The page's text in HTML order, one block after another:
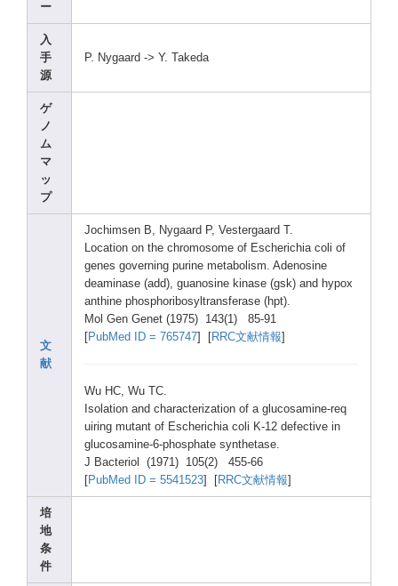
ー
入
手
源
P. Nygaard -> Y. Takeda
ゲ
ノ
ム
マ
ッ
プ
文
献
Jochimsen B, Nygaard P, Vestergaard T.
Location on the chromosome of Escherichia coli of
genes governing purine metabolism. Adenosine
deaminase (add), guanosine kinase (gsk) and hypox
anthine phosphoribosyltransferase (hpt).
Mol Gen Genet (1975) 143(1) 85-91
PubMed ID = 765747 RRC文献情報
Wu HC, Wu TC.
Isolation and characterization of a glucosamine-req
uiring mutant of Escherichia coli K-12 defective in
glucosamine-6-phosphate synthetase.
J Bacteriol (1971) 105(2) 455-66
PubMed ID = 5541523 RRC文献情報
培
地
条
件